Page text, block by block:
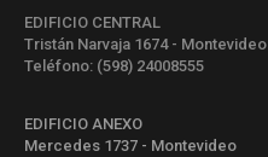
EDIFICIO CENTRAL
Tristán Narvaja 1674 - Montevideo
Teléfono: (598) 24008555
EDIFICIO ANEXO
Mercedes 1737 - Montevideo